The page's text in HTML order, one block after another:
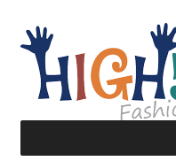
Ga
door
naar
navigatie
Ga
direct
naar
inhoud